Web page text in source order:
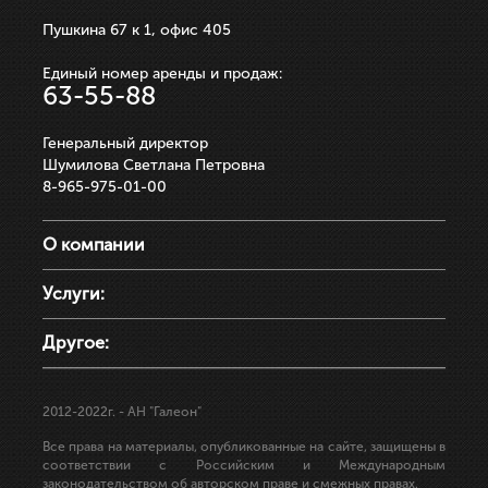
Пушкина 67 к 1, офис 405
Единый номер аренды и продаж:
63-55-88
Генеральный директор
Шумилова Светлана Петровна
8-965-975-01-00
О компании
Услуги:
Другое:
2012-2022г. - АН "Галеон"
Все права на материалы, опубликованные на сайте, защищены в
соответствии с Российским и Международным
законодательством об авторском праве и смежных правах.